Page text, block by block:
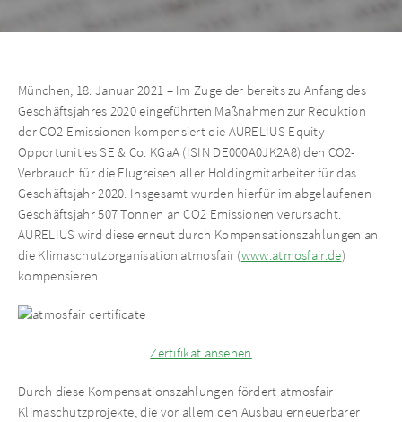
München, 18. Januar 2021 – Im Zuge der bereits zu Anfang des
Geschäftsjahres 2020 eingeführten Maßnahmen zur Reduktion
der CO2-Emissionen kompensiert die AURELIUS Equity
Opportunities SE & Co. KGaA (ISIN DE000A0JK2A8) den CO2-
Verbrauch für die Flugreisen aller Holdingmitarbeiter für das
Geschäftsjahr 2020. Insgesamt wurden hierfür im abgelaufenen
Geschäftsjahr 507 Tonnen an CO2 Emissionen verursacht.
AURELIUS wird diese erneut durch Kompensationszahlungen an
die Klimaschutzorganisation atmosfair (www.atmosfair.de)
kompensieren.
Zertifikat ansehen
Durch diese Kompensationszahlungen fördert atmosfair
Klimaschutzprojekte, die vor allem den Ausbau erneuerbarer